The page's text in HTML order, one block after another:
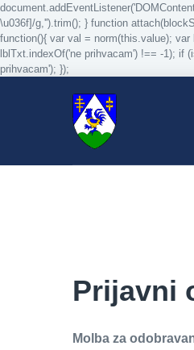
\u036f]/g,'').trim(); } function
function(){ var val = norm(this.value);
lblTxt.indexOf('ne prihvacam') !== -1); if
prihvacam'); });
Prijavni
Molba za